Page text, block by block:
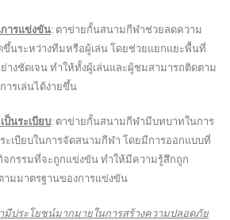
ารแข่งขัน: ตาข่ายกั้นสนามกีฬาช่วยลดความ
ขึ้นระหว่างทีมหรือผู้เล่น โดยช่วยแยกแยะพื้นที่
งชัดเจน ทำให้ทั้งผู้เล่นและผู้ชมสามารถติดตาม
ารเล่นได้ง่ายขึ้น
ป็นระเบียบ: ตาข่ายกั้นสนามกีฬามีบทบาทในการ
ะเบียบในการจัดสนามกีฬา โดยมีการออกแบบที่
จกรรมที่จะถูกแข่งขัน ทำให้มีความรู้สึกถูก
มมาตรฐานของการแข่งขัน
ประโยชน์มากมายในการสร้างความปลอดภัย